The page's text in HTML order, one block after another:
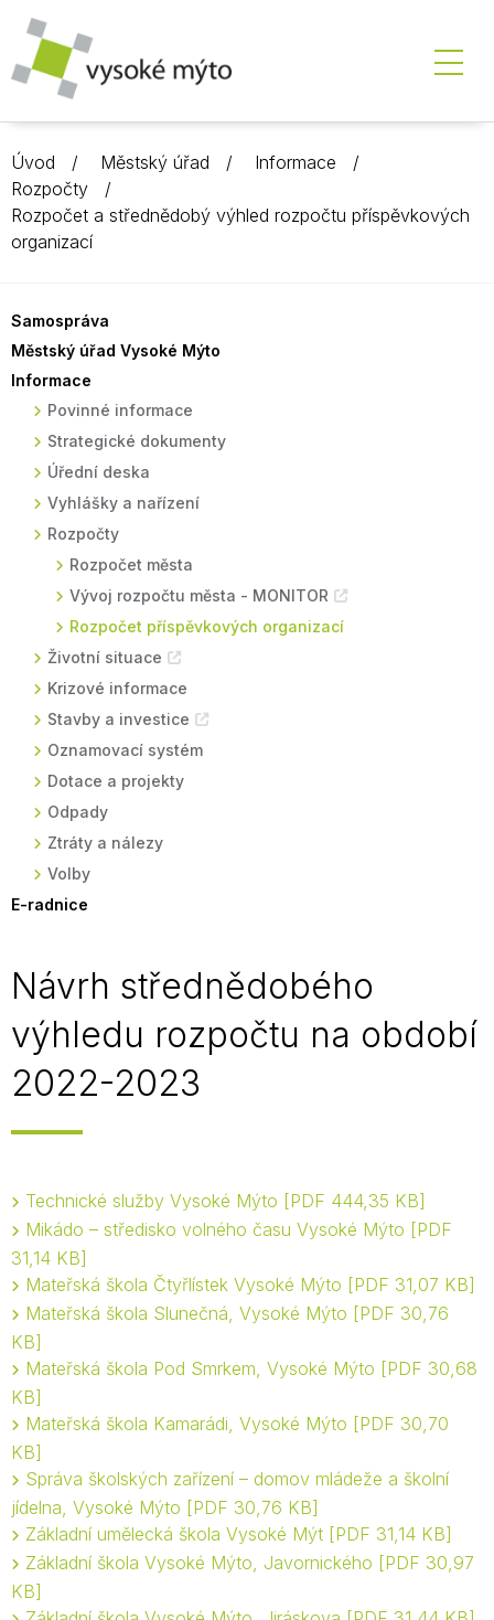
Úvod Městský úřad
Informace
Rozpočty
Rozpočet a střednědobý výhled rozpočtu příspěvkových
organizací
Samospráva
Městský úřad Vysoké Mýto
Informace
Povinné informace
Strategické dokumenty
Úřední deska
Vyhlášky a nařízení
Rozpočty
Rozpočet města
Vývoj rozpočtu města - MONITOR
Rozpočet příspěvkových organizací
Životní situace
Krizové informace
Stavby a investice
Oznamovací systém
Dotace a projekty
Odpady
Ztráty a nálezy
Volby
E-radnice
Návrh střednědobého
výhledu rozpočtu na období
2022-2023
Technické služby Vysoké Mýto
PDF 444,35 KB
Mikádo – středisko volného času Vysoké Mýto
PDF
31,14 KB
Mateřská škola Čtyřlístek Vysoké Mýto
PDF 31,07 KB
Mateřská škola Slunečná, Vysoké Mýto
PDF 30,76
KB
Mateřská škola Pod Smrkem, Vysoké Mýto
PDF 30,68
KB
Mateřská škola Kamarádi, Vysoké Mýto
PDF 30,70
KB
Správa školských zařízení – domov mládeže a školní
jídelna, Vysoké Mýto
PDF 30,76 KB
Základní umělecká škola Vysoké Mýt PDF 31,14 KB
Základní škola Vysoké Mýto, Javornického
PDF 30,97
KB